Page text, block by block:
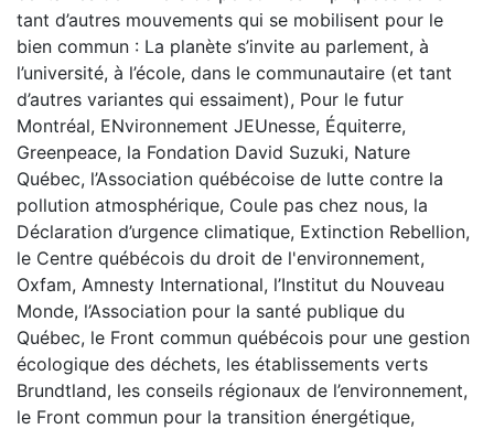
tant d’autres mouvements qui se mobilisent pour le
bien commun : La planète s’invite au parlement, à
l’université, à l’école, dans le communautaire (et tant
d’autres variantes qui essaiment), Pour le futur
Montréal, ENvironnement JEUnesse, Équiterre,
Greenpeace, la Fondation David Suzuki, Nature
Québec, l’Association québécoise de lutte contre la
pollution atmosphérique, Coule pas chez nous, la
Déclaration d’urgence climatique, Extinction Rebellion,
le Centre québécois du droit de l'environnement,
Oxfam, Amnesty International, l’Institut du Nouveau
Monde, l’Association pour la santé publique du
Québec, le Front commun québécois pour une gestion
écologique des déchets, les établissements verts
Brundtland, les conseils régionaux de l’environnement,
le Front commun pour la transition énergétique,